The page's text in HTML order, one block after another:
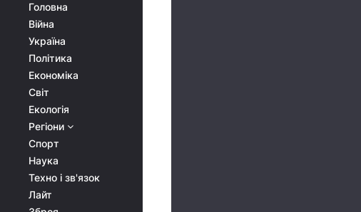
Головна
Війна
Україна
Політика
Економіка
Світ
Екологія
Регіони
Спорт
Наука
Техно і зв'язок
Лайт